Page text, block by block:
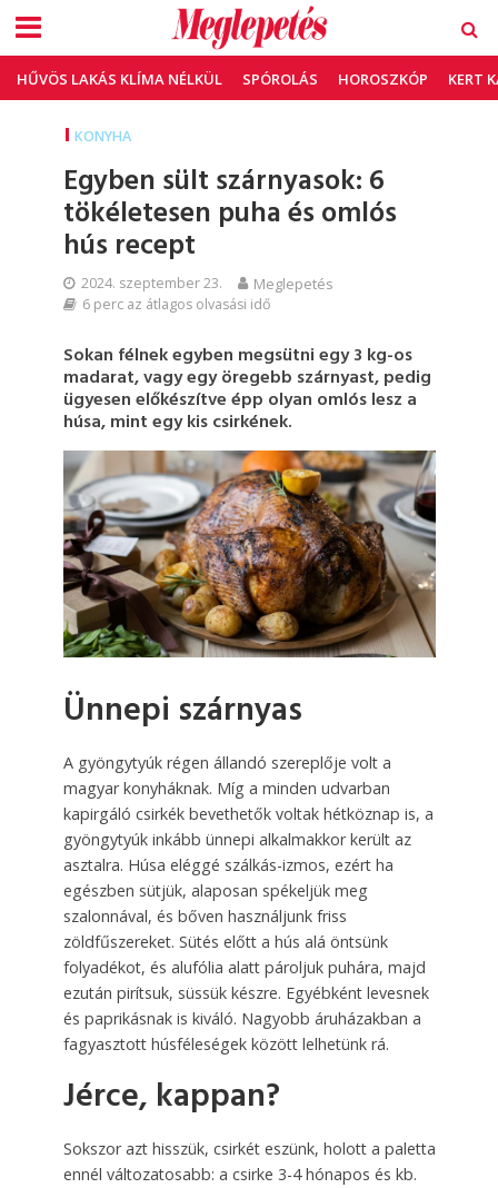
HŰVÖS LAKÁS KLÍMA NÉLKÜL SPÓROLÁS HOROSZKÓP KERT
KONYHA
Egyben sült szárnyasok: 6
tökéletesen puha és omlós
hús recept
2024. szeptember 23. Meglepetés
6 perc az átlagos olvasási idő
Sokan félnek egyben megsütni egy 3 kg-os
madarat, vagy egy öregebb szárnyast, pedig
ügyesen előkészítve épp olyan omlós lesz a
húsa, mint egy kis csirkének.
Ünnepi szárnyas
A gyöngytyúk régen állandó szereplője volt a
magyar konyháknak. Míg a minden udvarban
kapirgáló csirkék bevethetők voltak hétköznap is, a
gyöngytyúk inkább ünnepi alkalmakkor került az
asztalra. Húsa eléggé szál­kás-izmos, ezért ha
egészben süt­jük, alaposan spékeljük meg
szalonnával, és bőven használjunk friss
zöldfűszereket. Sütés előtt a hús alá öntsünk
folyadékot, és alufólia alatt pároljuk puhára, majd
ezután pirítsuk, süssük készre. Egyébként levesnek
és paprikásnak is kiváló. Nagyobb áruházakban a
fagyasztott húsféleségek között lelhetünk rá.
Jérce, kappan?
Sokszor azt hisszük, csirkét eszünk, holott a paletta
ennél változatosabb: a csirke 3-4 hónapos és kb.